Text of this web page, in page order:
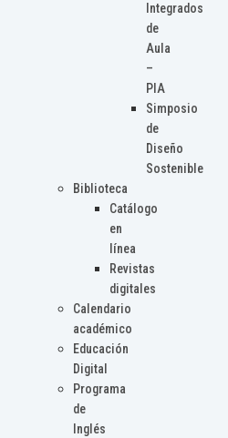
Integrados
de
Aula
–
PIA
Simposio
de
Diseño
Sostenible
Biblioteca
Catálogo
en
línea
Revistas
digitales
Calendario
académico
Educación
Digital
Programa
de
Inglés